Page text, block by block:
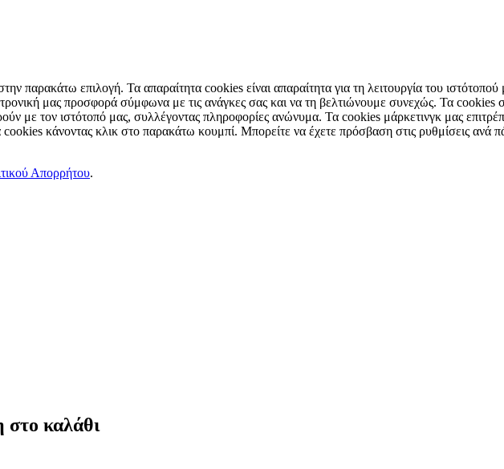
παρακάτω επιλογή. Τα απαραίτητα cookies είναι απαραίτητα για τη λειτουργία του
μας προσφορά σύμφωνα με τις ανάγκες σας και να τη βελτιώνουμε συνεχώς. Τα cookies
με τον ιστότοπό μας, συλλέγοντας πληροφορίες ανώνυμα. Τα cookies μάρκετινγκ μας
cookies κάνοντας κλικ στο παρακάτω κουμπί. Μπορείτε να έχετε πρόσβαση στις ρυθμίσεις ανά
Απορρήτου.
στο καλάθι